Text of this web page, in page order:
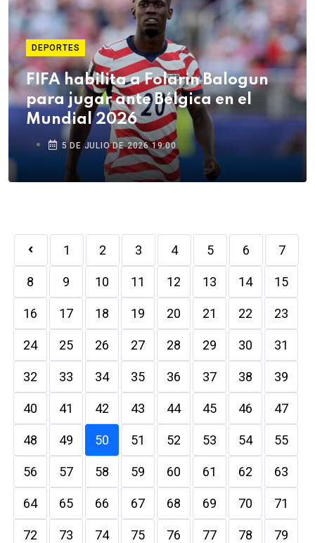
DEPORTES
FIFA habilita a Folarin Balogun
para jugar ante Bélgica en el
Mundial 2026
5 DE JULIO DE 2026 19:00
1 2 3 4 5 6 7
8 9 10 11 12 13 14 15
16 17 18 19 20 21 22 23
24 25 26 27 28 29 30 31
32 33 34 35 36 37 38 39
40 41 42 43 44 45 46 47
48 49 50 51 52 53 54 55
56 57 58 59 60 61 62 63
64 65 66 67 68 69 70 71
72 73 74 75 76 77 78 79